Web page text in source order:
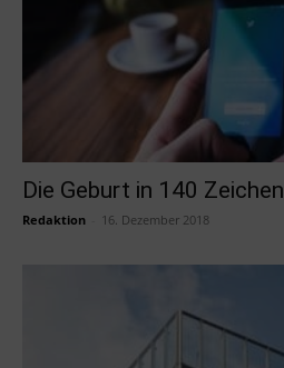
Die Geburt in 140 Zeichen
Redaktion 16. Dezember 2018